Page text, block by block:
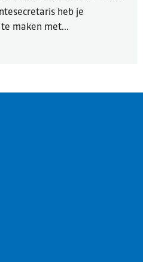
heb je
maken met...